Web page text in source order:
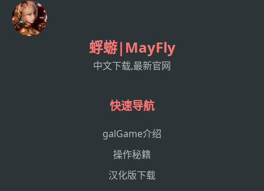
蜉蝣|MayFly
中文下载,最新官网
快速导航
galGame介绍
操作秘籍
汉化版下载